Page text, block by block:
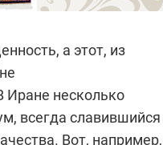
а этот, из
Иране несколько
всегда славившийся
Вот, например,